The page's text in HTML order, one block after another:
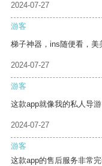
2024-07-27
游客
梯子神器，ins随便看，美
2024-07-27
游客
这款app就像我的私人导
2024-07-27
游客
这款app的售后服务非常